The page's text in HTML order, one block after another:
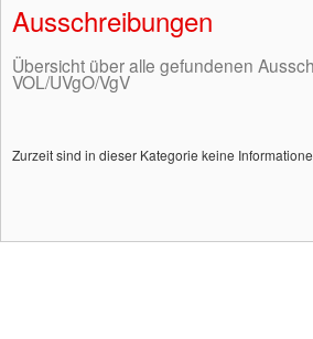
Ausschreibungen
Übersicht über alle gefundenen
VOL/UVgO/VgV
Zurzeit sind in dieser Kategorie keine